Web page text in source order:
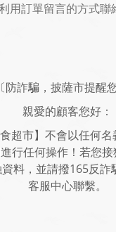
用訂單留言的方式聯
〔防詐騙，披薩市提醒
親愛的顧客您好：
食超市】不會以任何
行任何操作！若您
料，並請撥165反詐
客服中心聯繫。